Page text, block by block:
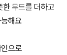
무드를 더하고
해요
으로